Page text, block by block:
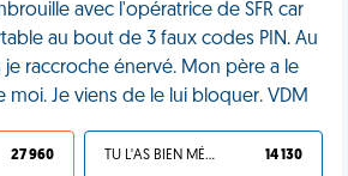
avec l'opératrice de SFR car
au bout de 3 faux codes PIN. Au
raccroche énervé. Mon père a le
Je viens de le lui bloquer. VDM
27 960 TU L'AS BIEN MÉRITÉ 14 130